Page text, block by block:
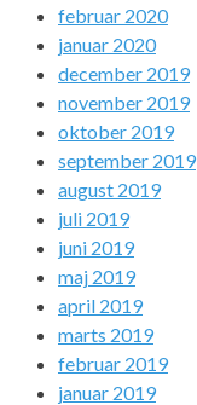
februar 2020
januar 2020
december 2019
november 2019
oktober 2019
september 2019
august 2019
juli 2019
juni 2019
maj 2019
april 2019
marts 2019
februar 2019
januar 2019